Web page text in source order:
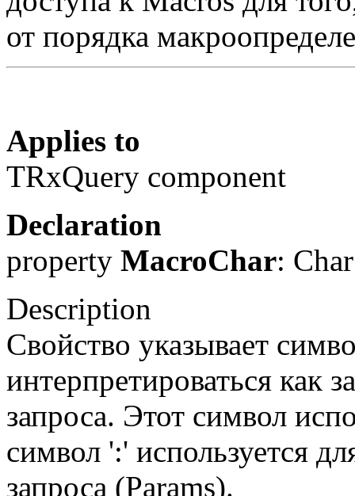
от порядка
Applies to
TRxQuery component
Declaration
property MacroChar:
Description
Свойство указывает
интерпретироваться как
запроса. Этот символ
символ ':' используется
запроса (Params).